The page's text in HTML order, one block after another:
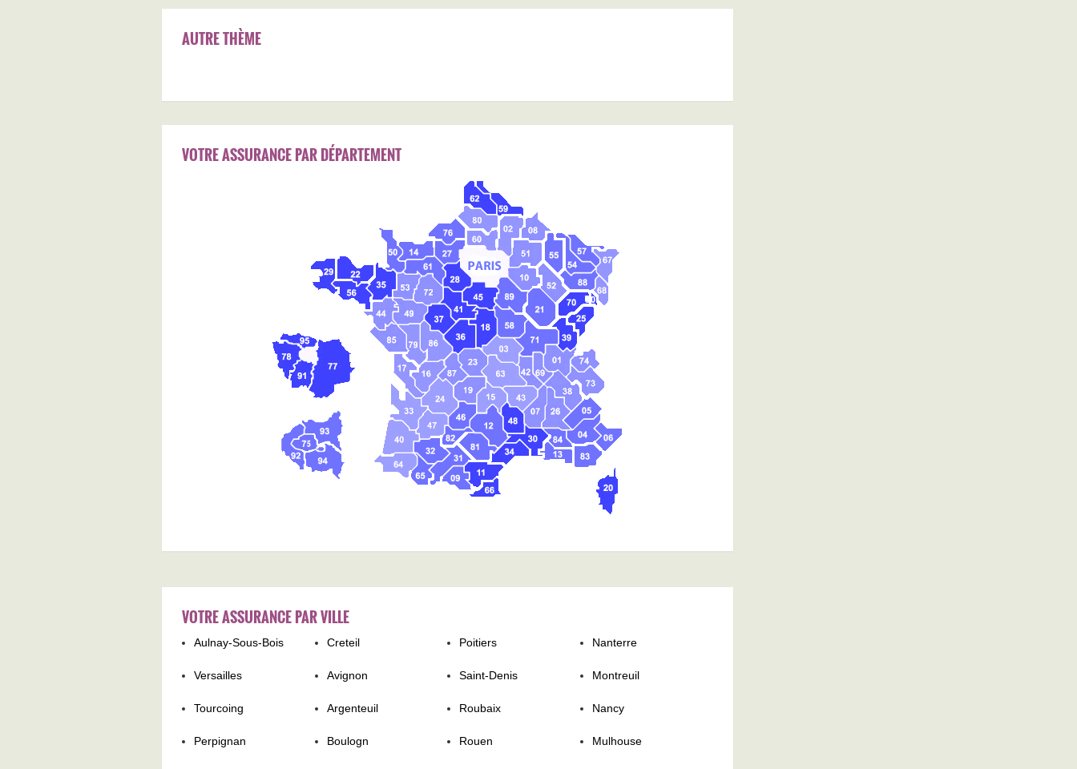
AUTRE THÈME
VOTRE ASSURANCE PAR DÉPARTEMENT
VOTRE ASSURANCE PAR VILLE
Aulnay-Sous-Bois Creteil Poitiers Nanterre
Versailles Avignon Saint-Denis Montreuil
Tourcoing Argenteuil Roubaix Nancy
Perpignan Boulogn Rouen Mulhouse